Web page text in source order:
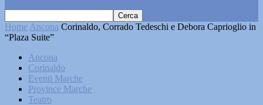
Home Ancona Corinaldo, Corrado Tedeschi e Debora Caprioglio in
“Plaza Suite”
Ancona
Corinaldo
Eventi Marche
Province Marche
Teatro